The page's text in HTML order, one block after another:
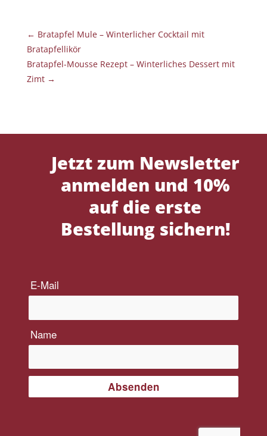
← Bratapfel Mule – Winterlicher Cocktail mit
Bratapfellikör
Bratapfel-Mousse Rezept – Winterliches Dessert mit
Zimt→
Jetzt zum Newsletter
anmelden und 10%
auf die erste
Bestellung sichern!